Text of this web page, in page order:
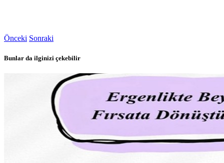
Önceki Sonraki
Bunlar da ilginizi çekebilir